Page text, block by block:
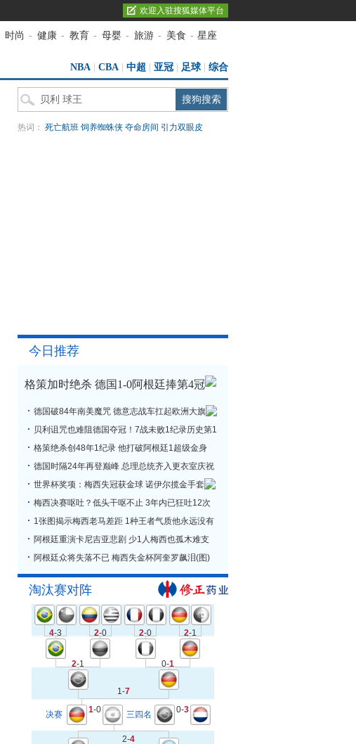
欢迎入驻搜狐媒体平台
时尚 - 健康 - 教育 - 母婴 - 旅游 - 美食 - 星座
NBA CBA 中超 亚冠 足球| 综合
热词： 死亡航班 饲养蜘蛛侠 夺命房间 引力双眼皮
今日推荐
格策加时绝杀 德国1-0阿根廷捧第4冠
德国破84年南美魔咒 德意志战车扛起欧洲大旗
贝利诅咒也难阻德国夺冠！7战未败1纪录历史第1
格策绝杀创48年1纪录 他打破阿根廷1超级金身
德国时隔24年再登巅峰 总理总统齐入更衣室庆祝
世界杯奖项：梅西失冠获金球 诺伊尔揽金手套
梅西决赛呕吐？低头干呕不止 3年内已狂吐12次
1张图揭示梅西老马差距 1种王者气质他永远没有
阿根廷重演卡尼吉亚悲剧 少1人梅西也孤木难支
阿根廷众将失落不已 梅西失金杯阿奎罗飙泪(图)
淘汰赛对阵
4-3 2-0 2-0 2-1
2-1 0-1
1-7
2-4
1-0 0-3
决赛 三四名